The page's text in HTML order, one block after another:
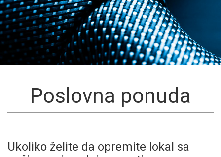
Poslovna ponuda
Ukoliko želite da opremite lokal sa